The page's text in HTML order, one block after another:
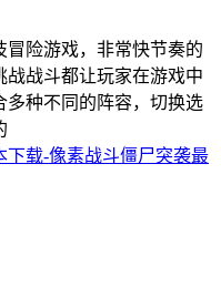
险游戏，非常快节奏的
战斗都让玩家在游戏中
多种不同的阵容，切换选